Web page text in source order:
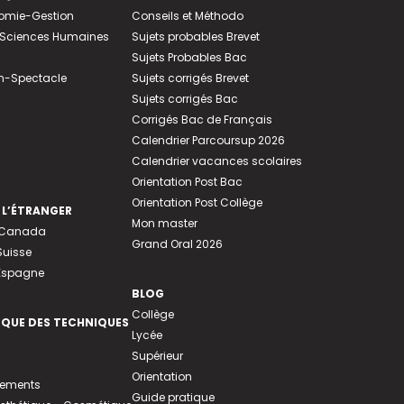
Gestion
Humaines
Spectacle
DES TECHNIQUES
Conseils et Méthodo
Sujets probables Brevet
Sujets Probables Bac
Sujets corrigés Brevet
Sujets corrigés Bac
Corrigés Bac de Français
Calendrier Parcoursup 2026
Calendrier vacances scolaires
Orientation Post Bac
Orientation Post Collège
Mon master
Grand Oral 2026
BLOG
Collège
Lycée
Supérieur
Orientation
Guide pratique